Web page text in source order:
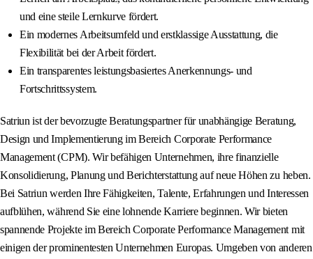
und eine steile Lernkurve fördert.
Ein modernes Arbeitsumfeld und erstklassige Ausstattung, die
Flexibilität bei der Arbeit fördert.
Ein transparentes leistungsbasiertes Anerkennungs- und
Fortschrittssystem.
Satriun ist der bevorzugte Beratungspartner für unabhängige Beratung,
Design und Implementierung im Bereich Corporate Performance
Management (CPM). Wir befähigen Unternehmen, ihre finanzielle
Konsolidierung, Planung und Berichterstattung auf neue Höhen zu heben.
Bei Satriun werden Ihre Fähigkeiten, Talente, Erfahrungen und Interessen
aufblühen, während Sie eine lohnende Karriere beginnen. Wir bieten
spannende Projekte im Bereich Corporate Performance Management mit
einigen der prominentesten Unternehmen Europas. Umgeben von anderen